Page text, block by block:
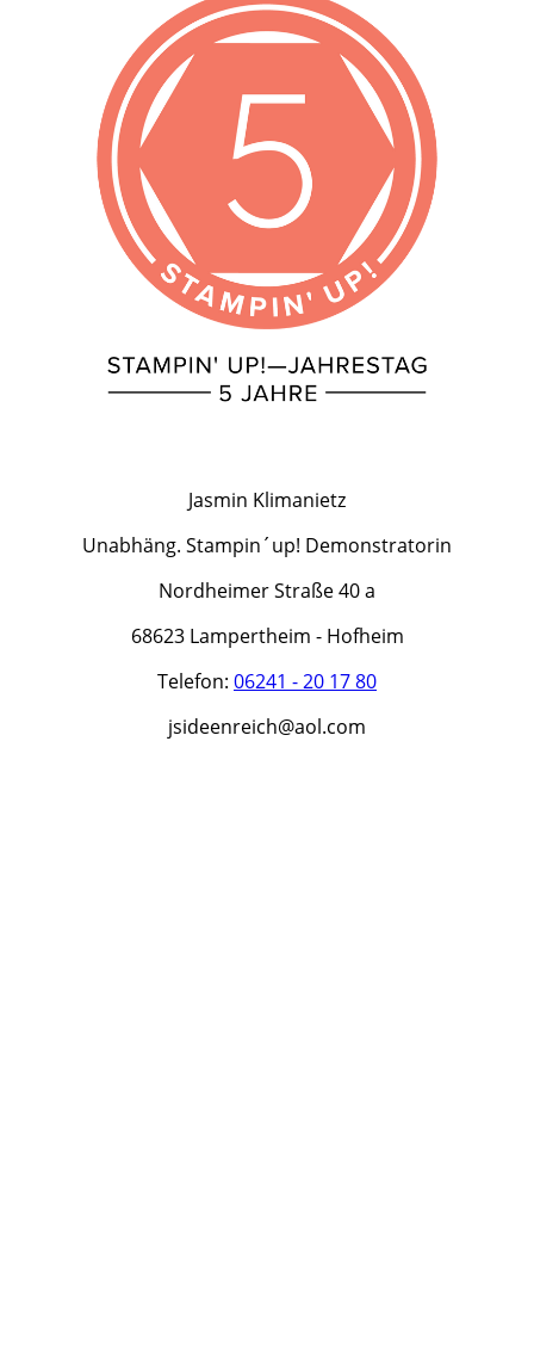
Jasmin Klimanietz
Unabhäng. Stampin´up! Demonstratorin
Nordheimer Straße 40 a
68623 Lampertheim - Hofheim
Telefon: 06241 - 20 17 80
jsideenreich@aol.com